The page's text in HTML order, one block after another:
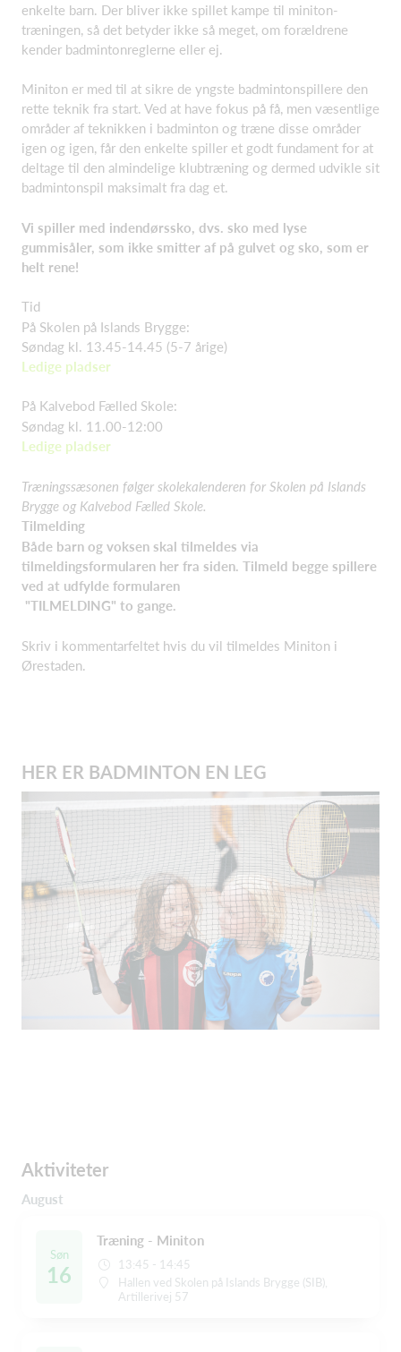
enkelte barn. Der bliver ikke spillet kampe til miniton-
træningen, så det betyder ikke så meget, om forældrene
kender badmintonreglerne eller ej.
Miniton er med til at sikre de yngste badmintonspillere den
rette teknik fra start. Ved at have fokus på få, men væsentlige
områder af teknikken i badminton og træne disse områder
igen og igen, får den enkelte spiller et godt fundament for at
deltage til den almindelige klubtræning og dermed udvikle sit
badmintonspil maksimalt fra dag et.
Vi spiller med indendørssko, dvs. sko med lyse
gummisåler, som ikke smitter af på gulvet og sko, som er
helt rene!
Tid
På Skolen på Islands Brygge:
Søndag kl. 13.45-14.45 (5-7 årige)
Ledige pladser
På Kalvebod Fælled Skole:
Søndag kl. 11.00-12:00
Ledige pladser
Træningssæsonen følger skolekalenderen for Skolen på Islands
Brygge og Kalvebod Fælled Skole.
Tilmelding
Både barn og voksen skal tilmeldes via
tilmeldingsformularen her fra siden. Tilmeld begge spillere
ved at udfylde formularen
"TILMELDING" to gange.
Skriv i kommentarfeltet hvis du vil tilmeldes Miniton i
Ørestaden.
HER ER BADMINTON EN LEG
Aktiviteter
August
Søn
16
Træning - Miniton
13:45 - 14:45
Hallen ved Skolen på Islands Brygge (SIB),
Artillerivej 57